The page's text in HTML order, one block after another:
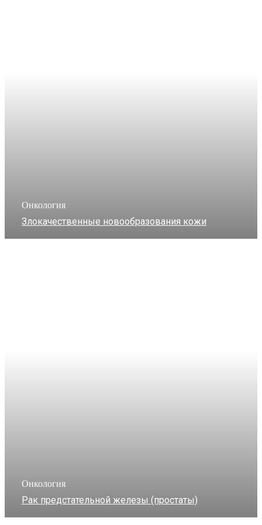
Онкология
Злокачественные новообразования кожи
Онкология
Рак предстательной железы (простаты)